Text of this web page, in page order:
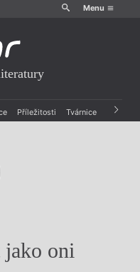
Menu
Příležitosti Tvárnice Archiv
oni